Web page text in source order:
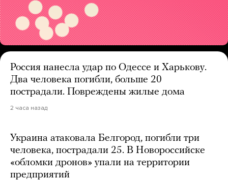
Россия нанесла удар по Одессе и Харькову.
Два человека погибли, больше 20
пострадали. Повреждены жилые дома
2 часа назад
Украина атаковала Белгород, погибли три
человека, пострадали 25. В Новороссийске
«обломки дронов» упали на территории
предприятий